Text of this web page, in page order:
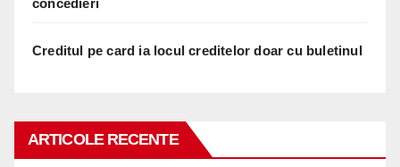
Creditul pe card ia locul creditelor doar cu buletinul
ARTICOLE RECENTE